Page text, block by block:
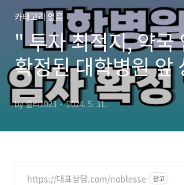
카테고리 없음
" 투자 최적지, 약국
확정된 대학병원 앞
보 "
by 엘리1023 2024. 5. 31.
https://대표상담.com/noblesse 광고